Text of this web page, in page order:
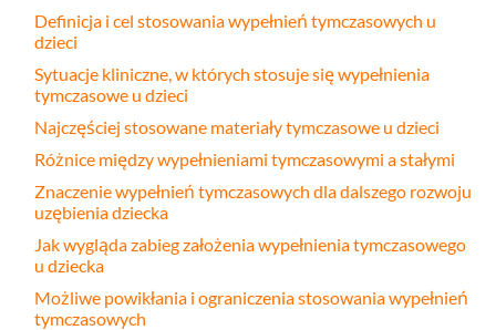
Definicja i cel stosowania wypełnień tymczasowych u
dzieci
Sytuacje kliniczne, w których stosuje się wypełnienia
tymczasowe u dzieci
Najczęściej stosowane materiały tymczasowe u dzieci
Różnice między wypełnieniami tymczasowymi a stałymi
Znaczenie wypełnień tymczasowych dla dalszego rozwoju
uzębienia dziecka
Jak wygląda zabieg założenia wypełnienia tymczasowego
u dziecka
Możliwe powikłania i ograniczenia stosowania wypełnień
tymczasowych